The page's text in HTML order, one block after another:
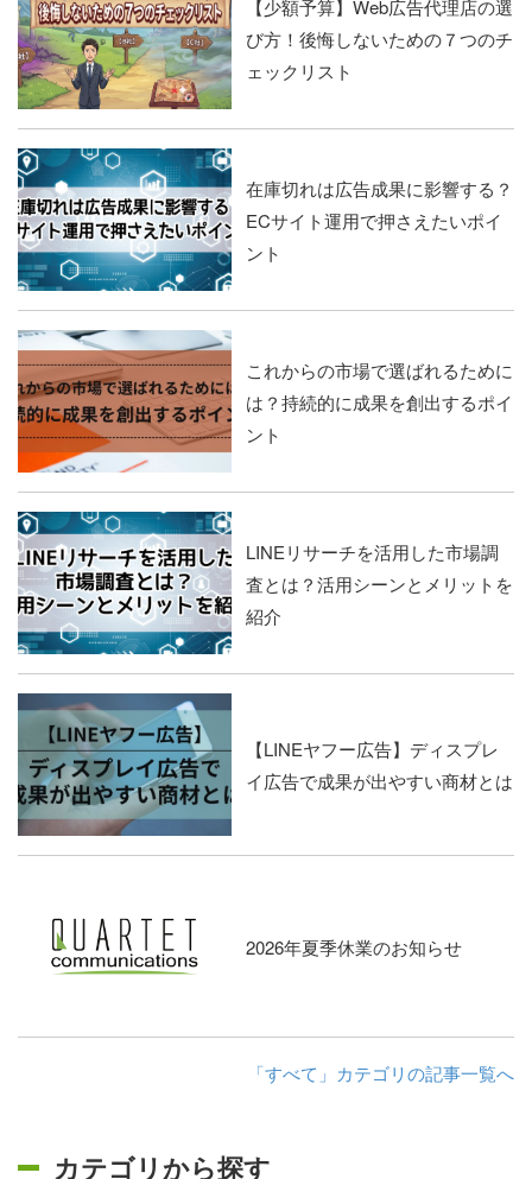
【少額予算】Web広告代理店の選
び方！後悔しないための７つのチ
ェックリスト
在庫切れは広告成果に影響する？
ECサイト運用で押さえたいポイ
ント
これからの市場で選ばれるために
は？持続的に成果を創出するポイ
ント
LINEリサーチを活用した市場調
査とは？活用シーンとメリットを
紹介
【LINEヤフー広告】ディスプレ
イ広告で成果が出やすい商材とは
2026年夏季休業のお知らせ
「すべて」カテゴリの記事一覧へ
カテゴリから探す